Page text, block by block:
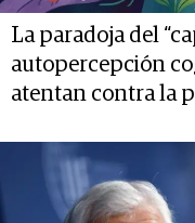
La paradoja del
autopercepción
atentan contra la